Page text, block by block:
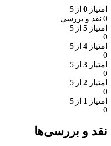
امتیاز 0 از 5
0 نقد و بررسی
امتیاز 5 از 5
0
امتیاز 4 از 5
0
امتیاز 3 از 5
0
امتیاز 2 از 5
0
امتیاز 1 از 5
0
نقد و بررسی‌ها